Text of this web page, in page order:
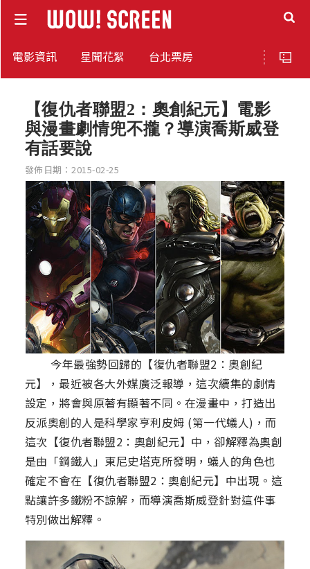
電影資訊 星聞花絮 台北票房
【復仇者聯盟2：奧創紀元】電影
與漫畫劇情兜不攏？導演喬斯威登
有話要說
發佈日期：2015-02-25
今年最強勢回歸的【復仇者聯盟2：奧創紀
元】，最近被各大外媒廣泛報導，這次續集的劇情
設定，將會與原著有顯著不同。在漫畫中，打造出
反派奧創的人是科學家亨利皮姆 (第一代蟻人)，而
這次【復仇者聯盟2：奧創紀元】中，卻解釋為奧創
是由「鋼鐵人」東尼史塔克所發明，蟻人的角色也
確定不會在【復仇者聯盟2：奧創紀元】中出現。這
點讓許多鐵粉不諒解，而導演喬斯威登針對這件事
特別做出解釋。